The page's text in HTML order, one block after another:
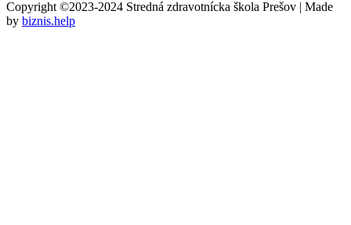
Copyright ©2023-2024 Stredná zdravotnícka škola Prešov | Made
by biznis.help